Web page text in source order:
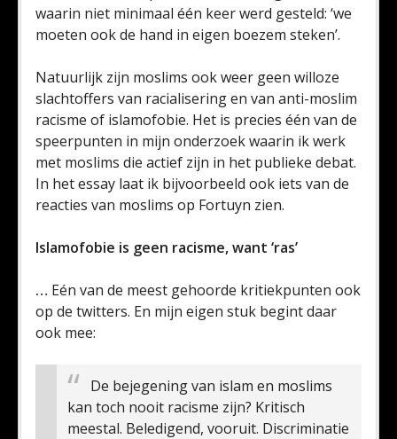
waarin niet minimaal één keer werd gesteld: ‘we
moeten ook de hand in eigen boezem steken’.
Natuurlijk zijn moslims ook weer geen willoze
slachtoffers van racialisering en van anti-moslim
racisme of islamofobie. Het is precies één van de
speerpunten in mijn onderzoek waarin ik werk
met moslims die actief zijn in het publieke debat.
In het essay laat ik bijvoorbeeld ook iets van de
reacties van moslims op Fortuyn zien.
Islamofobie is geen racisme, want ‘ras’
… Eén van de meest gehoorde kritiekpunten ook
op de twitters. En mijn eigen stuk begint daar
ook mee:
De bejegening van islam en moslims
kan toch nooit racisme zijn? Kritisch
meestal. Beledigend, vooruit. Discriminatie